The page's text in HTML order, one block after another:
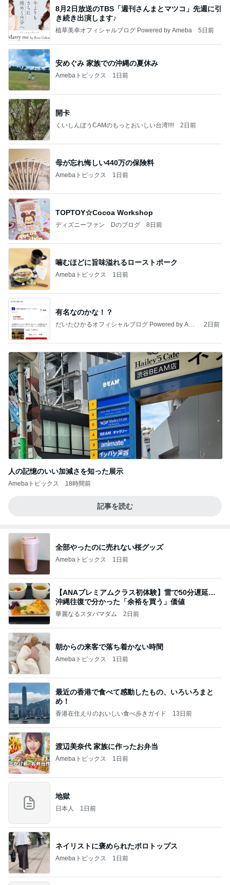
8月2日放送のTBS「週刊さんまとマツコ」先週に引
き続き出演します♪
植草美幸オフィシャルブログ Powered by Ameba 5日前
安めぐみ 家族での沖縄の夏休み
Amebaトピックス 1日前
開卡
くいしんぼうCAMのもっとおいしい台湾!!!! 2日前
母が忘れ悔しい440万の保険料
Amebaトピックス 1日前
TOPTOY☆Cocoa Workshop
ディズニーファン Dのブログ 8日前
噛むほどに旨味溢れるローストポーク
Amebaトピックス 1日前
有名なのかな！？
だいたひかるオフィシャルブログ Powered by Ame
2日前
人の記憶のいい加減さを知った展示
Amebaトピックス 18時間前
記事を読む
全部やったのに売れない桜グッズ
Amebaトピックス 1日前
【ANAプレミアムクラス初体験】雷で50分遅延…
沖縄往復で分かった「余裕を買う」価値
華麗なるスタバマダム 2日前
朝からの来客で落ち着かない時間
Amebaトピックス 1日前
最近の香港で食べて感動したもの、いろいろまと
め！
香港在住えりのおいしい食べ歩きガイド 13日前
渡辺美奈代 家族に作ったお弁当
Amebaトピックス 1日前
地獄
日本人 1日前
ネイリストに褒められたポロトップス
Amebaトピックス 1日前